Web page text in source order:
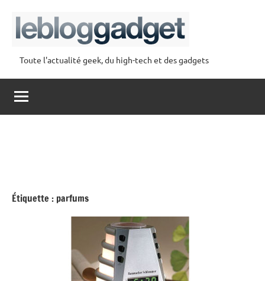
contenu
lebloggadget
Toute l'actualité geek, du high-tech et des gadgets
Étiquette : parfums